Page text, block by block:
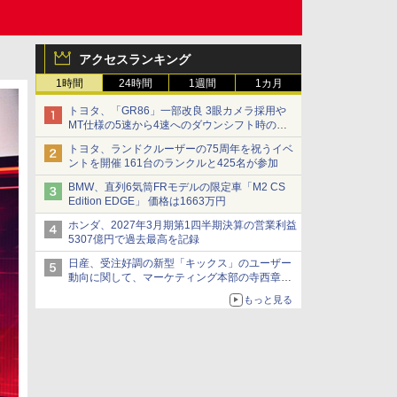
アクセスランキング
1時間 24時間 1週間 1カ月
トヨタ、「GR86」一部改良 3眼カメラ採用や
MT仕様の5速から4速へのダウンシフト時の操
作性向上など
トヨタ、ランドクルーザーの75周年を祝うイベ
ントを開催 161台のランクルと425名が参加
BMW、直列6気筒FRモデルの限定車「M2 CS
Edition EDGE」 価格は1663万円
ホンダ、2027年3月期第1四半期決算の営業利益
5307億円で過去最高を記録
日産、受注好調の新型「キックス」のユーザー
動向に関して、マーケティング本部の寺西章氏
もっと見る